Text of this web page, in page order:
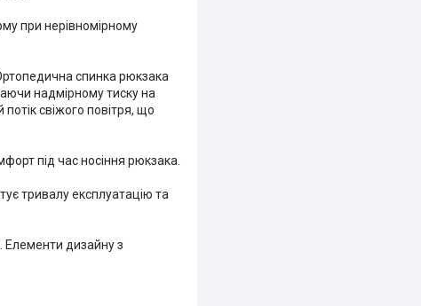
при нерівномірному
спинка рюкзака
надмірному тиску на
свіжого повітря, що
під час носіння рюкзака.
тривалу експлуатацію та
Елементи дизайну з